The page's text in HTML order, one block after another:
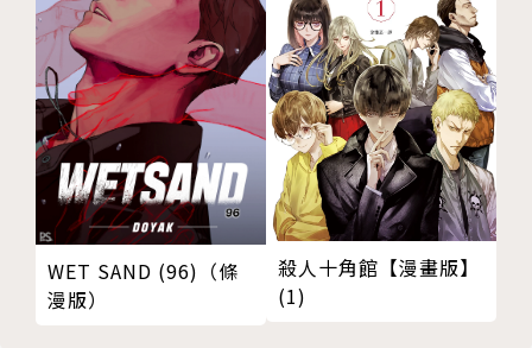
WET SAND (96)（條
漫版）
殺人十角館【漫畫版】
(1)